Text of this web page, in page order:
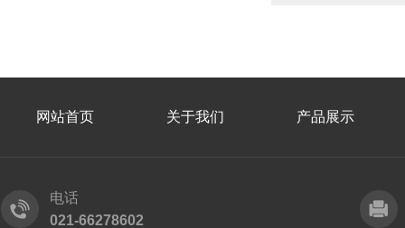
网站首页 关于我们 产品展示
电话
021-66278602